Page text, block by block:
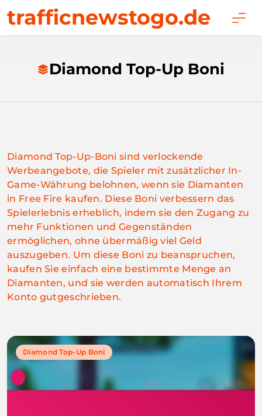
to
content
trafficnewstogo.de
Diamond Top-Up Boni
Diamond Top-Up-Boni sind verlockende
Werbeangebote, die Spieler mit zusätzlicher In-
Game-Währung belohnen, wenn sie Diamanten
in Free Fire kaufen. Diese Boni verbessern das
Spielerlebnis erheblich, indem sie den Zugang zu
mehr Funktionen und Gegenständen
ermöglichen, ohne übermäßig viel Geld
auszugeben. Um diese Boni zu beanspruchen,
kaufen Sie einfach eine bestimmte Menge an
Diamanten, und sie werden automatisch Ihrem
Konto gutgeschrieben.
Diamond Top-Up Boni